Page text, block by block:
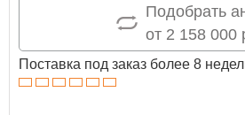
Подобрать
от 2 158 000
Поставка под заказ более 8